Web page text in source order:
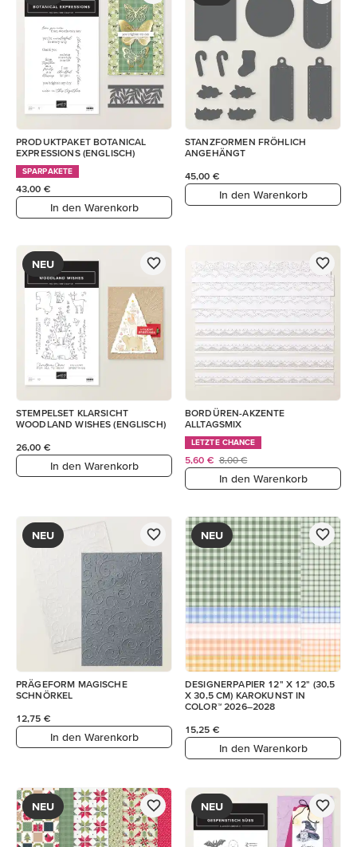
PRODUKTPAKET BOTANICAL
EXPRESSIONS (ENGLISCH)
SPARPAKETE
43,00 €
In den Warenkorb
STANZFORMEN FRÖHLICH
ANGEHÄNGT
45,00 €
In den Warenkorb
NEU
STEMPELSET KLARSICHT
WOODLAND WISHES (ENGLISCH)
26,00 €
In den Warenkorb
BORDÜREN-AKZENTE
ALLTAGSMIX
LETZTE CHANCE
5,60 € 8,00 €
In den Warenkorb
NEU
PRÄGEFORM MAGISCHE
SCHNÖRKEL
12,75 €
In den Warenkorb
NEU
DESIGNERPAPIER 12" X 12" (30,5
X 30,5 CM) KAROKUNST IN
COLOR™ 2026–2028
15,25 €
In den Warenkorb
NEU NEU